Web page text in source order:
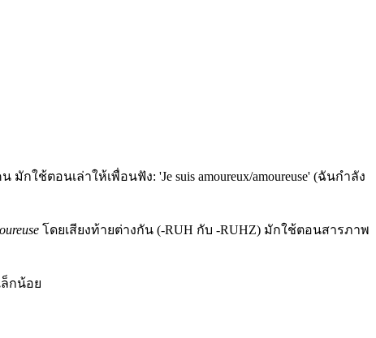
ใช้ตอนเล่าให้เพื่อนฟัง: 'Je suis amoureux/amoureuse' (ฉันกำลัง
โดยเสียงท้ายต่างกัน (-RUH กับ -RUHZ) มักใช้ตอนสารภาพ
ล็กน้อย